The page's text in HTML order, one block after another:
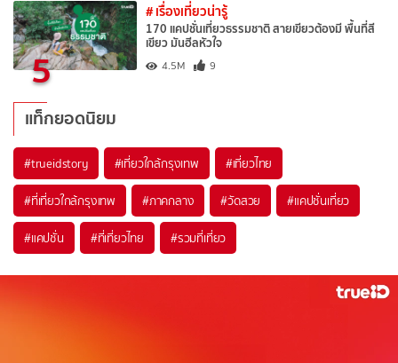
5
# เรื่องเที่ยวน่ารู้
170 แคปชั่นเที่ยวธรรมชาติ สายเขียวต้องมี พื้นที่สี
เขียว มันฮีลหัวใจ
4.5M 9
แท็กยอดนิยม
#trueidstory #เที่ยวใกล้กรุงเทพ #เที่ยวไทย
#ที่เที่ยวใกล้กรุงเทพ #ภาคกลาง #วัดสวย #แคปชั่นเที่ยว
#แคปชั่น #ที่เที่ยวไทย #รวมที่เที่ยว